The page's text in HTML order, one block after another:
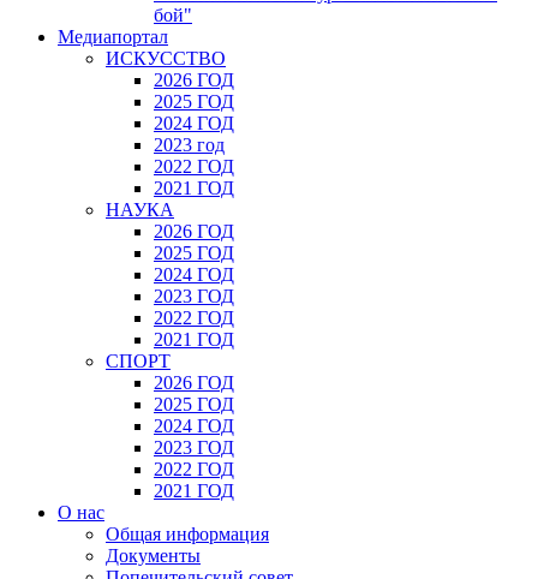
бой"
Медиапортал
ИСКУССТВО
2026 ГОД
2025 ГОД
2024 ГОД
2023 год
2022 ГОД
2021 ГОД
НАУКА
2026 ГОД
2025 ГОД
2024 ГОД
2023 ГОД
2022 ГОД
2021 ГОД
СПОРТ
2026 ГОД
2025 ГОД
2024 ГОД
2023 ГОД
2022 ГОД
2021 ГОД
О нас
Общая информация
Документы